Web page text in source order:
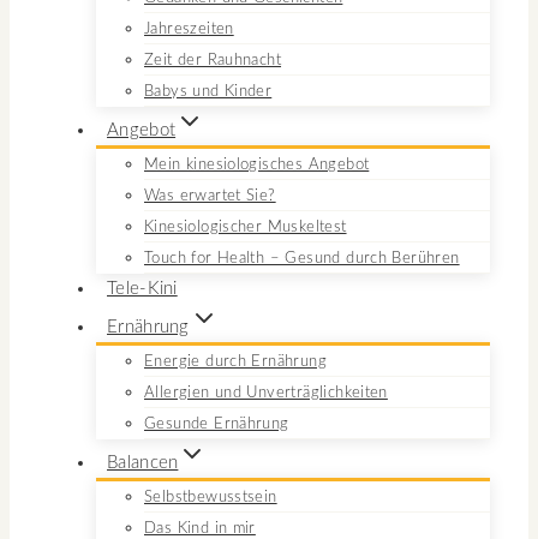
Jahreszeiten
Zeit der Rauhnacht
Babys und Kinder
Angebot
Mein kinesiologisches Angebot
Was erwartet Sie?
Kinesiologischer Muskeltest
Touch for Health – Gesund durch Berühren
Tele-Kini
Ernährung
Energie durch Ernährung
Allergien und Unverträglichkeiten
Gesunde Ernährung
Balancen
Selbstbewusstsein
Das Kind in mir